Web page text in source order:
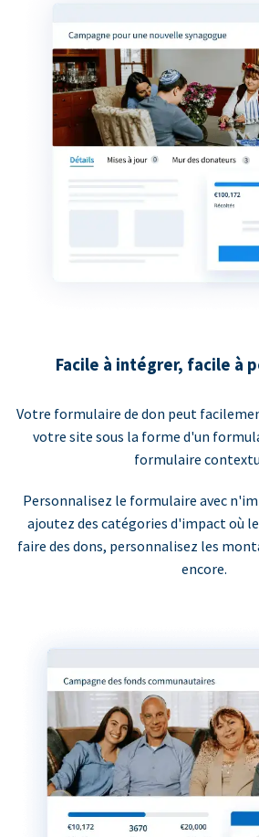
Facile à intégrer, facile à
Votre formulaire de don peut
votre site sous la forme d'un
formulaire
Personnalisez le formulaire avec
ajoutez des catégories d'impact où
faire des dons, personnalisez les
encore.